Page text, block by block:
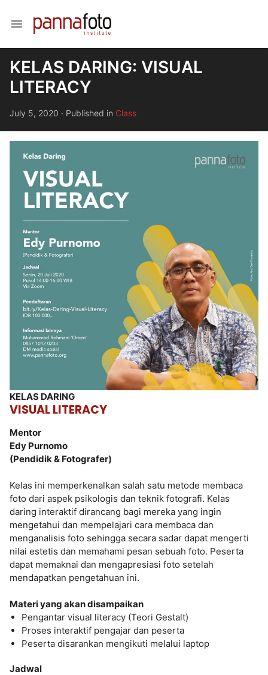
menu
KELAS DARING: VISUAL
LITERACY
July 5, 2020 · Published in Class
KELAS DARING
VISUAL LITERACY
Mentor
Edy Purnomo
(Pendidik & Fotografer)
Kelas ini memperkenalkan salah satu metode membaca
foto dari aspek psikologis dan teknik fotografi. Kelas
daring interaktif dirancang bagi mereka yang ingin
mengetahui dan mempelajari cara membaca dan
menganalisis foto sehingga secara sadar dapat mengerti
nilai estetis dan memahami pesan sebuah foto. Peserta
dapat memaknai dan mengapresiasi foto setelah
mendapatkan pengetahuan ini.
Materi yang akan disampaikan
Pengantar visual literacy (Teori Gestalt)
Proses interaktif pengajar dan peserta
Peserta disarankan mengikuti melalui laptop
Jadwal